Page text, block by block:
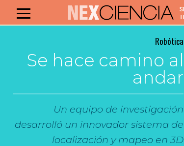
Robótica
Se hace camino al
andar
Un equipo de investigación
desarrolló un innovador sistema de
localización y mapeo en 3D